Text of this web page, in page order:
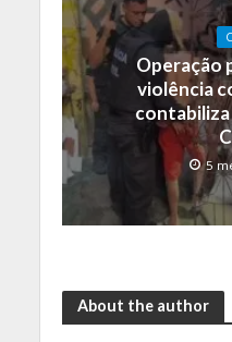
Operação
violência
contabiliza
5
About the author